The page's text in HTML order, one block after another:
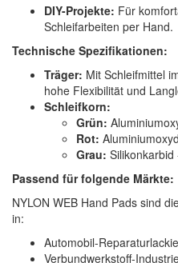
DIY-Projekte: Für
Schleifarbeiten per Hand.
Technische Spezifikationen:
Träger: Mit Schleifmittel
hohe Flexibilität und
Schleifkorn:
Grün:
Rot:
Grau:
Passend für folgende Märkte:
NYLON WEB Hand Pads sind
in:
Automobil-
Verbundwerkstoff-